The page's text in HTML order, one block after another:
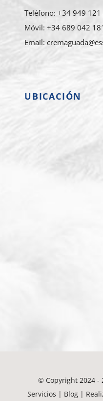
Teléfono: +34 949 121
Móvil: +34 689 042
Email:
UBICACIÓN
© Copyright 2024 -
Servicios | Blog |